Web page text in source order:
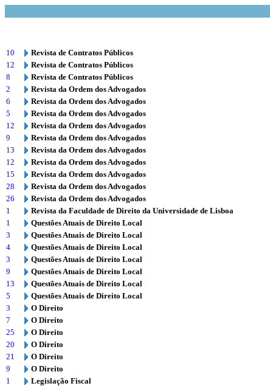
10
Revista de Contratos Públicos
12
Revista de Contratos Públicos
8
Revista de Contratos Públicos
2
Revista da Ordem dos Advogados
6
Revista da Ordem dos Advogados
5
Revista da Ordem dos Advogados
12
Revista da Ordem dos Advogados
9
Revista da Ordem dos Advogados
13
Revista da Ordem dos Advogados
12
Revista da Ordem dos Advogados
15
Revista da Ordem dos Advogados
28
Revista da Ordem dos Advogados
26
Revista da Ordem dos Advogados
1
Revista da Faculdade de Direito da Universidade de Lisboa
1
Questões Atuais de Direito Local
3
Questões Atuais de Direito Local
4
Questões Atuais de Direito Local
3
Questões Atuais de Direito Local
9
Questões Atuais de Direito Local
13
Questões Atuais de Direito Local
5
Questões Atuais de Direito Local
3
O Direito
7
O Direito
25
O Direito
20
O Direito
21
O Direito
9
O Direito
1
Legislação Fiscal